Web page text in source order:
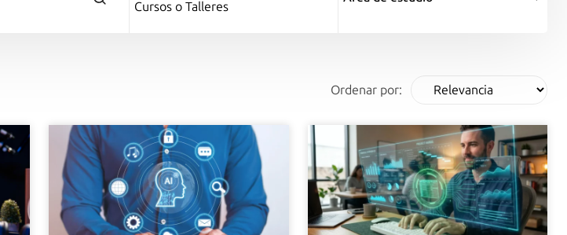
Cursos o Talleres
Ordenar por: